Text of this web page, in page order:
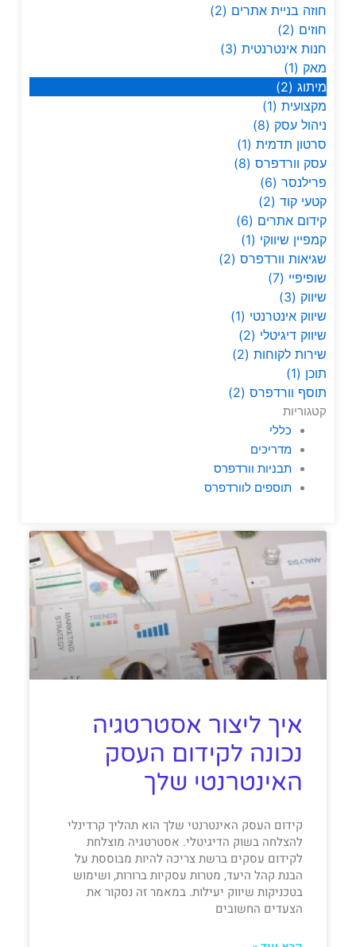
איך ליצור אסטרטגיה
נכונה לקידום העסק
האינטרנטי שלך
קידום העסק האינטרנטי שלך הוא תהליך קרדינלי
להצלחה בשוק הדיגיטלי. אסטרטגיה מוצלחת
לקידום עסקים ברשת צריכה להיות מבוססת על
הבנת קהל היעד, מטרות עסקיות ברורות, ושימוש
בטכניקות שיווק יעילות. במאמר זה נסקור את
הצעדים החשובים
חוזה בניית אתרים (2)
חוזים (2)
חנות אינטרנטית(3)
מאק (1)
מיתוג(2)
מקצועית(1)
ניהול עסק (8)
סרטון תדמית(1)
עסק וורדפרס(8)
פרילנסר(6)
קטעי קוד(2)
קידום אתרים (6)
קמפיין שיווקי (1)
שגיאות וורדפרס(2)
שופיפיי (7)
שיווק (3)
שיווק אינטרנטי (1)
שיווק דיגיטלי (2)
שירות לקוחות(2)
תוכן (1)
תוסף וורדפרס(2)
קטגוריות
כללי
מדריכים
תבניות וורדפרס
תוספים לוורדפרס